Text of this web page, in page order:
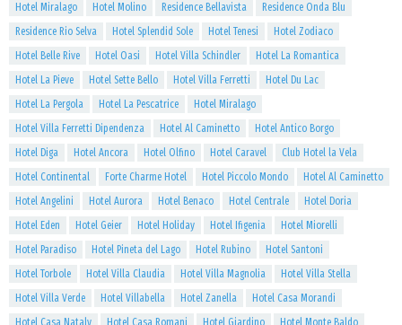
Hotel Miralago
Hotel Molino Residence Bellavista
Residence Onda Blu
Residence Rio Selva
Hotel Splendid Sole Hotel Tenesi
Hotel Zodiaco
Hotel Belle Rive
Hotel Oasi Hotel Villa Schindler
Hotel La Romantica
Hotel La Pieve
Hotel Sette Bello Hotel Villa Ferretti
Hotel Du Lac
Hotel La Pergola
Hotel La Pescatrice
Hotel Miralago
Hotel Villa Ferretti Dipendenza
Hotel Al Caminetto
Hotel Antico Borgo
Hotel Diga
Hotel Ancora Hotel Olfino Hotel Caravel
Club Hotel la Vela
Hotel Continental
Forte Charme Hotel Hotel Piccolo Mondo
Hotel Al Caminetto
Hotel Angelini
Hotel Aurora Hotel Benaco Hotel Centrale
Hotel Doria
Hotel Eden
Hotel Geier Hotel Holiday Hotel Ifigenia
Hotel Miorelli
Hotel Paradiso
Hotel Pineta del Lago Hotel Rubino
Hotel Santoni
Hotel Torbole
Hotel Villa Claudia Hotel Villa Magnolia
Hotel Villa Stella
Hotel Villa Verde
Hotel Villabella Hotel Zanella
Hotel Casa Morandi
Hotel Casa Nataly
Hotel Casa Romani Hotel Giardino
Hotel Monte Baldo